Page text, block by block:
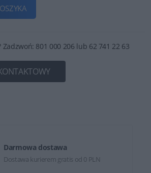
801 000 206 lub 62 741 22 63
Darmowa dostawa
Dostawa kurierem gratis od 0 PLN